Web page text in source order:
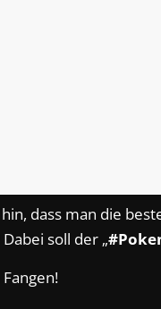
dass man die
soll der „